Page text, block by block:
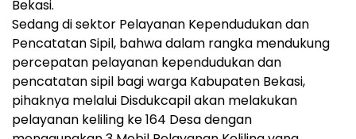
Bekasi.
Sedang di sektor Pelayanan Kependudukan dan
Pencatatan Sipil, bahwa dalam rangka mendukung
percepatan pelayanan kependudukan dan
pencatatan sipil bagi warga Kabupaten Bekasi,
pihaknya melalui Disdukcapil akan melakukan
pelayanan keliling ke 164 Desa dengan